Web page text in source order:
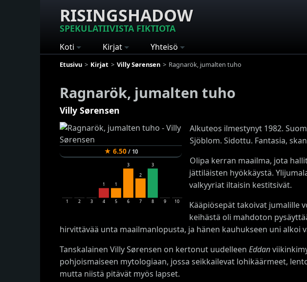
RISINGSHADOW
SPEKULATIIVISTA FIKTIOTA
Koti Kirjat Yhteisö
Etusivu Kirjat Villy Sørensen Ragnarök, jumalten tuho
Ragnarök, jumalten tuho
Villy Sørensen
★ 6.50/ 10
1 2 3
1
4
1
5
3
6
2
7
3
8 9 10
Alkuteos ilmestynyt 1982.
Sjöblom. Sidottu. Fantasia,
Olipa kerran maailma, jota
jättiläisten hyökkäystä.
valkyyriat iltaisin kestitsivät.
Kääpiösepät takoivat jumalille
keihästä oli mahdoton
hirvittävää unta maailmanlopusta, ja hänen kauhukseen uni alkoi
Tanskalainen Villy Sørensen on kertonut uudelleen Eddan
pohjoismaiseen mytologiaan, jossa seikkailevat lohikäärmeet,
mutta niistä pitävät myös lapset.